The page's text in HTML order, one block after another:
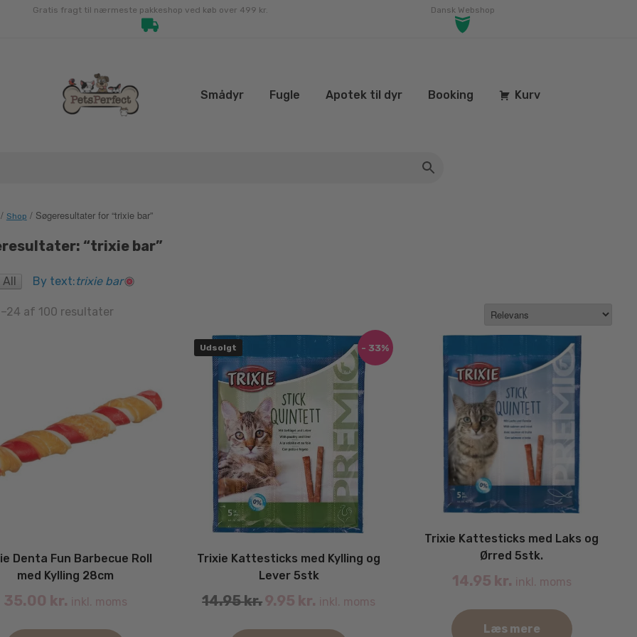
Gratis fragt til nærmeste pakkeshop ved køb over 499 kr. Dansk Webshop
Smådyr Fugle Apotek til dyr Booking Kurv
Shop / Søgeresultater for “trixie bar”
“trixie bar”
All By text:trixie bar
af 100 resultaterSorted
Denta Fun Barbecue Roll
med Kylling 28cm
35.00 kr. inkl. moms
- 33%
Udsolgt
Trixie Kattesticks med Kylling og
Lever 5stk
14.95kr. Original
was:
9.95 kr. Current
is:
inkl. moms
Trixie Kattesticks med Laks og
Ørred 5stk.
14.95 kr. inkl. moms
Læs mere